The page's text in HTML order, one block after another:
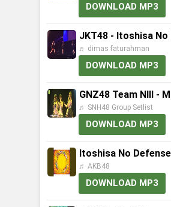
DOWNLOAD MP3
JKT48 - Itoshisa No
♬ dimas faturahman
DOWNLOAD MP3
GNZ48 Team NIII -
♬ SNH48 Group Setlist
DOWNLOAD MP3
Itoshisa No Defense
♬ AKB48
DOWNLOAD MP3